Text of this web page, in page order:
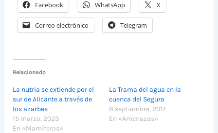
Facebook WhatsApp X
Correo electrónico Telegram
Relacionado
La nutria se extiende por el
sur de Alicante a través de
los azarbes
15 marzo, 2023
En «Mamíferos»
La Trama del agua en la
cuenca del Segura
8 septiembre, 2017
En «Amenazas»